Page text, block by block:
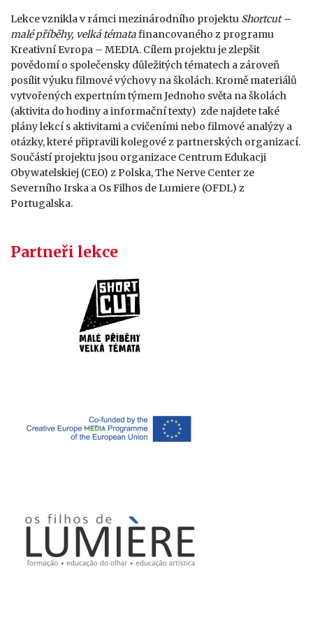
Lekce vznikla v rámci mezinárodního projektu Shortcut –
malé příběhy, velká tématafinancovaného z programu
Kreativní Evropa – MEDIA. Cílem projektu je zlepšit
povědomí o společensky důležitých tématech a zároveň
posílit výuku filmové výchovy na školách. Kromě materiálů
vytvořených expertním týmem Jednoho světa na školách
(aktivita do hodiny a informační texty) zde najdete také
plány lekcí s aktivitami a cvičeními nebo filmové analýzy a
otázky, které připravili kolegové z partnerských organizací.
Součástí projektu jsou organizace Centrum Edukacji
Obywatelskiej (CEO) z Polska, The Nerve Center ze
Severního Irska a Os Filhos de Lumiere (OFDL) z
Portugalska.
Partneři lekce